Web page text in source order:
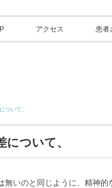
アクセス 患者
ついて、
ついて、
いのと同じように、精神的